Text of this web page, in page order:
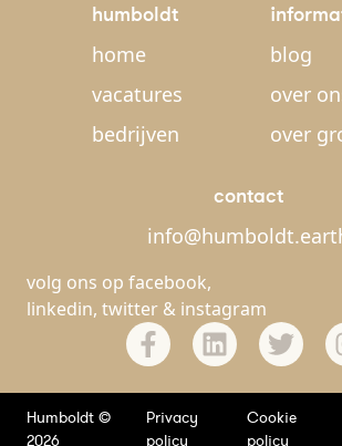
humboldt
home
vacatures
bedrijven
blog
over
over
contact
volg ons op facebook,
linkedin, twitter & instagram
Humboldt ©
2026
Privacy
policy
Cookie
policy